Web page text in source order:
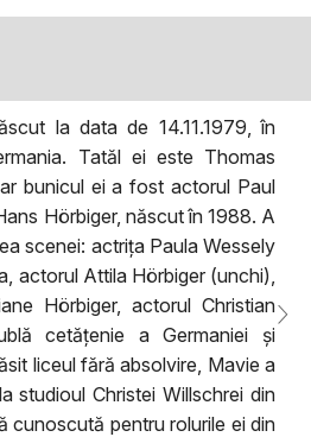
la data de 14.11.1979, în
Tatăl ei este Thomas
bunicul ei a fost actorul Paul
Hörbiger, născut în 1988. A
scenei: actrița Paula Wessely
actorul Attila Hörbiger (unchi),
Hörbiger, actorul Christian
cetățenie a Germaniei și
liceul fără absolvire, Mavie a
studioul Christei Willschrei din
cunoscută pentru rolurile ei din